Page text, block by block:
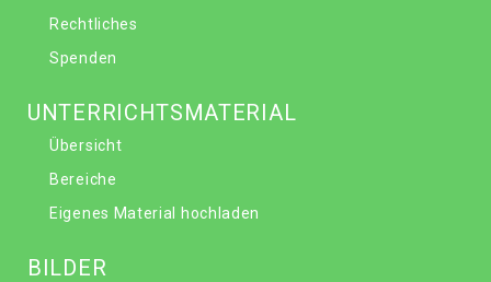
Rechtliches
Spenden
UNTERRICHTSMATERIAL
Übersicht
Bereiche
Eigenes Material hochladen
BILDER